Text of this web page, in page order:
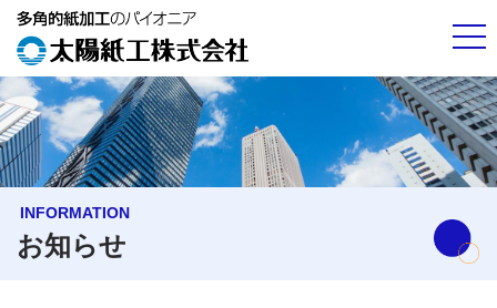
INFORMATION
お知らせ